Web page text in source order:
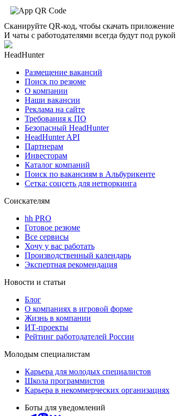
Сканируйте QR-код, чтобы скачать приложение
И чаты с работодателями всегда будут под рукой
HeadHunter
Размещение вакансий
Поиск по резюме
О компании
Наши вакансии
Реклама на сайте
Требования к ПО
Безопасный HeadHunter
HeadHunter API
Партнерам
Инвесторам
Каталог компаний
Поиск по вакансиям в Альбурикенте
Сетка: соцсеть для нетворкинга
Соискателям
hh PRO
Готовое резюме
Все сервисы
Хочу у вас работать
Производственный календарь
Экспертная рекомендация
Новости и статьи
Блог
О компаниях в игровой форме
Жизнь в компании
ИТ-проекты
Рейтинг работодателей России
Молодым специалистам
Карьера для молодых специалистов
Школа программистов
Карьера в некоммерческих организациях
Боты для уведомлений